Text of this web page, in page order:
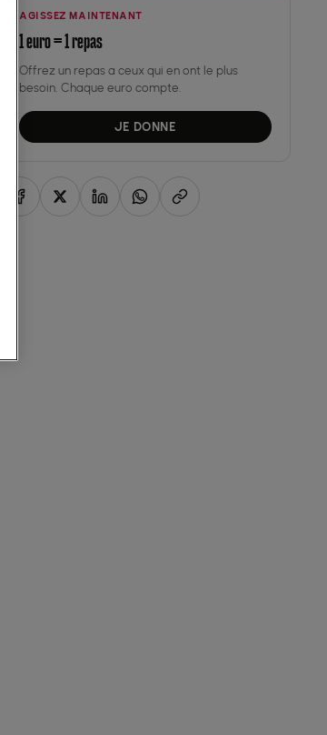
AGISSEZ MAINTENANT
1 euro = 1 repas
Offrez un repas a ceux qui en ont le plus
besoin. Chaque euro compte.
JE DONNE